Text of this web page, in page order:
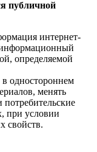
публичной
интернет-
определяемой
в одностороннем
менять
потребительские
при условии
свойств.